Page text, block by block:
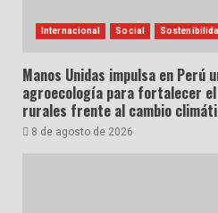
Internacional Social
Manos Unidas impulsa en Perú
agroecología para fortalecer
rurales frente al cambio
8 de agosto de 2026